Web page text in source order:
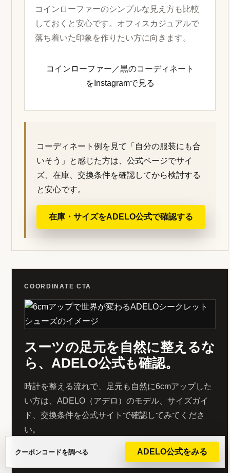
コインローファーのシンプルな見え方も比較
しておくと安心です。オフィスカジュアルで
落ち着いた印象を作りたい方に向きます。
コインローファー／黒のコーディネート
をInstagramで見る
コーディネート例を見て「自分の服装にも合
いそう」と感じた方は、公式ページでサイ
ズ、在庫、交換条件を確認してから検討する
と安心です。
在庫・サイズをADELO公式で確認する
COORDINATE CTA
スーツの足元を自然に整えるな
ら、ADELO公式も確認。
時計を整える流れで、足元も自然に6cmアップした
い方は、ADELO（アデロ）のモデル、サイズガイ
ド、交換条件を公式サイトで確認してみてくださ
い。
クーポンコードを調べる ADELO公式をみる